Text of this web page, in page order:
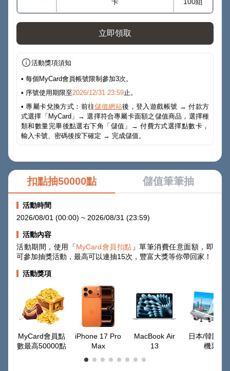
立即領取
活動獎項須知
• 每個MyCard會員帳號限制參加3次。
• 序號使用期限至2026/12/31 23:59止。
• 專屬卡兌換方式：前往儲值網站後，登入遊戲帳號 → 付款方
式選擇「MyCard」→ 選擇符合專屬卡面額之儲值商品，選擇種
類和數量完畢後點選右下角「儲值」→ 付費方式選擇點數卡，
輸入卡號、密碼後按下確定 → 完成儲值。
扣點抽50000點 儲值筆筆抽
活動時間
2026/08/01 (00:00) ~ 2026/08/31 (23:59)
活動內容
活動期間，使用「MyCard會員扣點 」單筆消費任意面額，即
可參加抽獎活動，最高可以連抽15次，豐富大獎等你帶回家！
活動獎項
MyCard會員點
數最高50000點
iPhone 17 Pro
Max
MacBook Air
13
日本/韓國來
機票